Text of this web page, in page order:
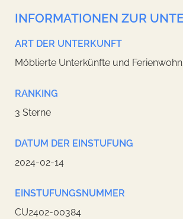
INFORMATIONEN ZUR
ART DER UNTERKUNFT
Möblierte Unterkünfte und
RANKING
3 Sterne
DATUM DER EINSTUFUNG
2024-02-14
EINSTUFUNGSNUMMER
CU2402-00384